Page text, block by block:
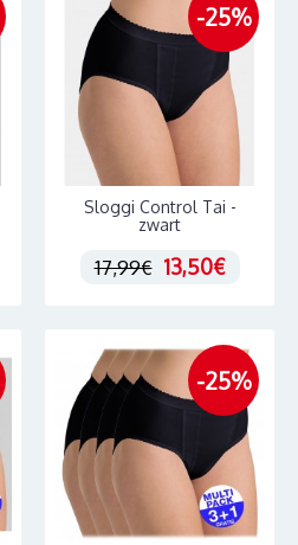
-25%
Sloggi Control Tai -
zwart
17,99€ 13,50€
-25%